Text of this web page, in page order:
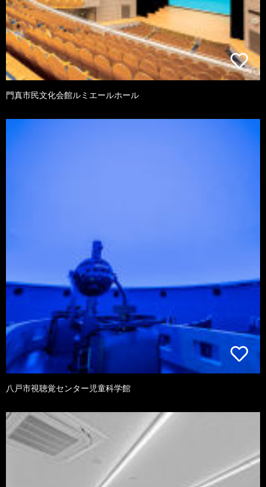
門真市民文化会館ルミエールホール
八戸市視聴覚センター児童科学館